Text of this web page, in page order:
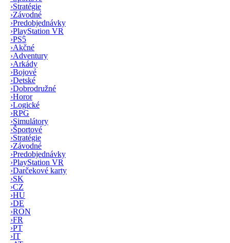
›Stratégie
›Závodné
›Predobjednávky
›PlayStation VR
›PS5
›Akčné
›Adventury
›Arkády
›Bojové
›Detské
›Dobrodružné
›Horor
›Logické
›RPG
›Simulátory
›Športové
›Stratégie
›Závodné
›Predobjednávky
›PlayStation VR
›Darčekové karty
›SK
›CZ
›HU
›DE
›RON
›FR
›PT
›IT